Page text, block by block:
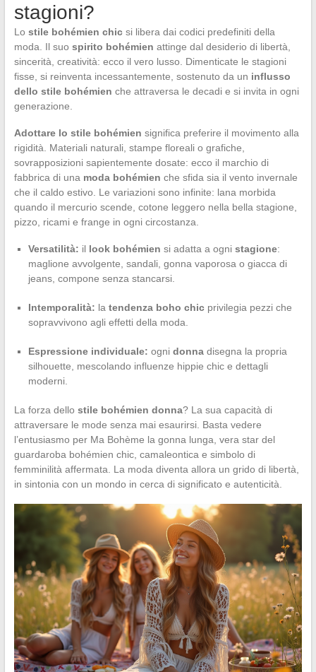
stagioni?
Lo stile bohémien chicsi libera dai codici predefiniti della
moda. Il suo spirito bohémien attinge dal desiderio di libertà,
sincerità, creatività: ecco il vero lusso. Dimenticate le stagioni
fisse, si reinventa incessantemente, sostenuto da un influsso
dello stile bohémien che attraversa le decadi e si invita in ogni
generazione.
Adottare lo stile bohémien significa preferire il movimento alla
rigidità. Materiali naturali, stampe floreali o grafiche,
sovrapposizioni sapientemente dosate: ecco il marchio di
fabbrica di una moda bohémien che sfida sia il vento invernale
che il caldo estivo. Le variazioni sono infinite: lana morbida
quando il mercurio scende, cotone leggero nella bella stagione,
pizzo, ricami e frange in ogni circostanza.
Versatilità: il look bohémien si adatta a ogni stagione:
maglione avvolgente, sandali, gonna vaporosa o giacca di
jeans, compone senza stancarsi.
Intemporalità: la tendenza boho chicprivilegia pezzi che
sopravvivono agli effetti della moda.
Espressione individuale: ogni donnadisegna la propria
silhouette, mescolando influenze hippie chic e dettagli
moderni.
La forza dello stile bohémien donna? La sua capacità di
attraversare le mode senza mai esaurirsi. Basta vedere
l’entusiasmo per Ma Bohème la gonna lunga, vera star del
guardaroba bohémien chic, camaleontica e simbolo di
femminilità affermata. La moda diventa allora un grido di libertà,
in sintonia con un mondo in cerca di significato e autenticità.